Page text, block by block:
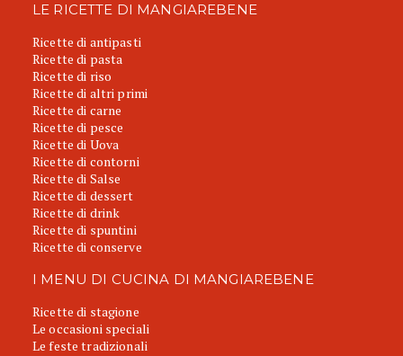
LE RICETTE DI MANGIAREBENE
Ricette di antipasti
Ricette di pasta
Ricette di riso
Ricette di altri primi
Ricette di carne
Ricette di pesce
Ricette di Uova
Ricette di contorni
Ricette di Salse
Ricette di dessert
Ricette di drink
Ricette di spuntini
Ricette di conserve
I MENU DI CUCINA DI MANGIAREBENE
Ricette di stagione
Le occasioni speciali
Le feste tradizionali